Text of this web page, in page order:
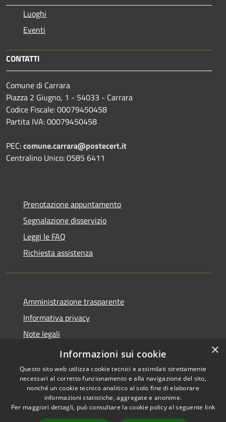
Luoghi
Eventi
CONTATTI
Comune di Carrara
Piazza 2 Giugno, 1 - 54033 - Carrara
Codice Fiscale: 00079450458
Partita IVA: 00079450458
PEC:comune.carrara@postecert.it
Centralino Unico: 0585 6411
Prenotazione appuntamento
Segnalazione disservizio
Leggi le FAQ
Richiesta assistenza
Amministrazione trasparente
Informativa privacy
Note legali
Dichiarazione di accessibilità
Accessibilità
Copyright © 2026 • Comune di
Carrara • Powered by
×
Informazioni sui cookie
Questo sito web utilizza cookie tecnici e assimilati strettamente
necessari al corretto funzionamento e alla navigazione del sito,
nonché un cookie tecnico analitico al solo fine di elaborare
informazioni statistiche, aggregate e anonime.
Per maggiori dettagli, può consultare la cookie policy al seguente link